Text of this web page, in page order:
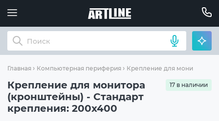
Главная Компьютерная периферия Крепление для монитора
Крепление для монитора
(кронштейны) - Стандарт
крепления: 200x400
17 в наличии